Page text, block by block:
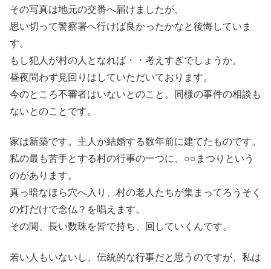
その写真は地元の交番へ届けましたが、
思い切って警察署へ行けば良かったかなと後悔していま
す。
もし犯人が村の人となれば・・考えすぎでしょうか。
昼夜問わず見回りはしていただいております。
今のところ不審者はいないとのこと。同様の事件の相談も
ないとのことです。
家は新築です。主人が結婚する数年前に建てたものです。
私の最も苦手とする村の行事の一つに、○○まつりという
のがあります。
真っ暗なほら穴へ入り、村の老人たちが集まってろうそく
の灯だけで念仏？を唱えます。
その間、長い数珠を皆で持ち、回していくんです。
若い人もいないし、伝統的な行事だと思うのですが、私は